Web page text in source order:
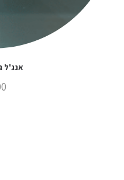
אנג'ל